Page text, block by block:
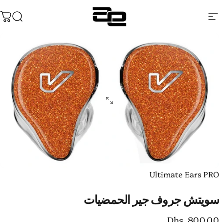
التنقل في الموقع
Audentia يبحث
Ultimate Ears
جروف جير الحمضيات